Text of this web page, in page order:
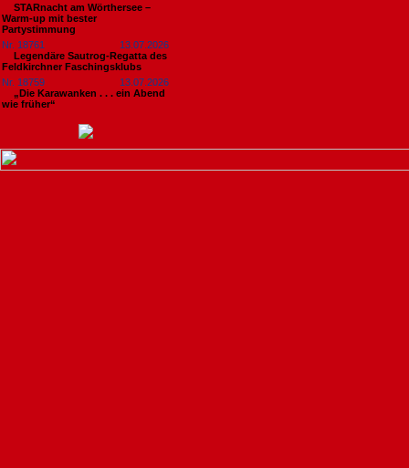
STARnacht am Wörthersee –
Warm-up mit bester
Partystimmung
Nr. 18761
13.07.2026
Legendäre Sautrog-Regatta des
Feldkirchner Faschingsklubs
Nr. 18759
13.07.2026
„Die Karawanken . . . ein Abend
wie früher“